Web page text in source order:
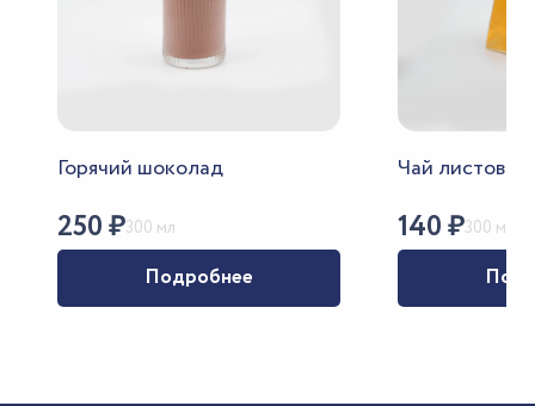
Горячий шоколад
250₽300 мл
Подробнее
Чай листовой
140₽300 мл